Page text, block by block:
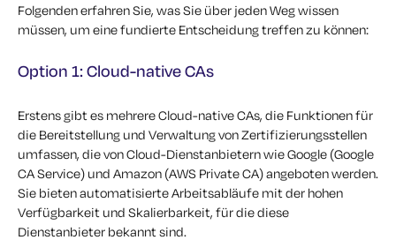
Folgenden erfahren Sie, was Sie über jeden Weg wissen
müssen, um eine fundierte Entscheidung treffen zu können:
Option 1: Cloud-native CAs
Erstens gibt es mehrere Cloud-native CAs, die Funktionen für
die Bereitstellung und Verwaltung von Zertifizierungsstellen
umfassen, die von Cloud-Dienstanbietern wie Google (Google
CA Service) und Amazon (AWS Private CA) angeboten werden.
Sie bieten automatisierte Arbeitsabläufe mit der hohen
Verfügbarkeit und Skalierbarkeit, für die diese
Dienstanbieter bekannt sind.